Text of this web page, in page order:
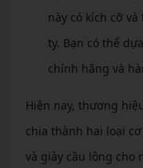
này có kích cỡ
ty. Bạn có thể
chính hãng và
Hiện nay, thương
chia thành hai loại
và giày cầu lông cho